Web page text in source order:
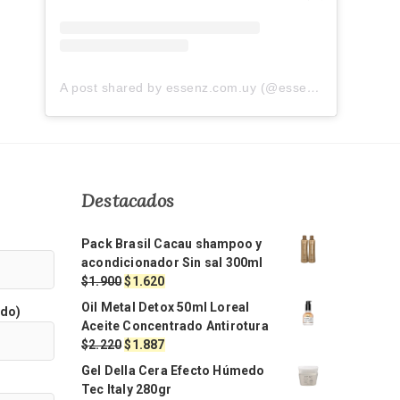
A post shared by essenz.com.uy (@essenz.com.uy)
Destacados
Pack Brasil Cacau shampoo y
acondicionador Sin sal 300ml
$1.900El
precio
original
era:
$1.900.
$1.620El
precio
actual
es:
$1.620.
Oil Metal Detox 50ml Loreal
Aceite Concentrado Antirotura
$2.220El
precio
original
$1.887El
precio
Gel Della Cera Efecto Húmedo
Tec Italy 280gr